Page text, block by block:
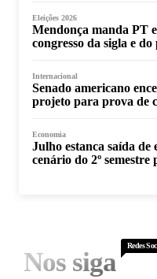
Eleições 2026
Mendonça manda PT
congresso da sigla e
Internacional
Senado americano
projeto para prova de
Economia
Julho estanca saída
cenário do 2º semestre
Nos siga
Redes